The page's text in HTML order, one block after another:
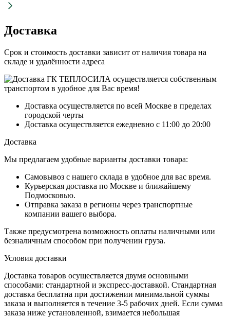
Доставка
Срок и стоимость доставки зависит от наличия товара на
складе и удалённости адреса
Доставка осуществляется по всей Москве в пределах
городской черты
Доставка осуществляется ежедневно с 11:00 до 20:00
Доставка
Мы предлагаем удобные варианты доставки товара:
Самовывоз с нашего склада в удобное для вас время.
Курьерская доставка по Москве и ближайшему
Подмосковью.
Отправка заказа в регионы через транспортные
компании вашего выбора.
Также предусмотрена возможность оплаты наличными или
безналичным способом при получении груза.
Условия доставки
Доставка товаров осуществляется двумя основными
способами: стандартной и экспресс-доставкой. Стандартная
доставка бесплатна при достижении минимальной суммы
заказа и выполняется в течение 3-5 рабочих дней. Если сумма
заказа ниже установленной, взимается небольшая